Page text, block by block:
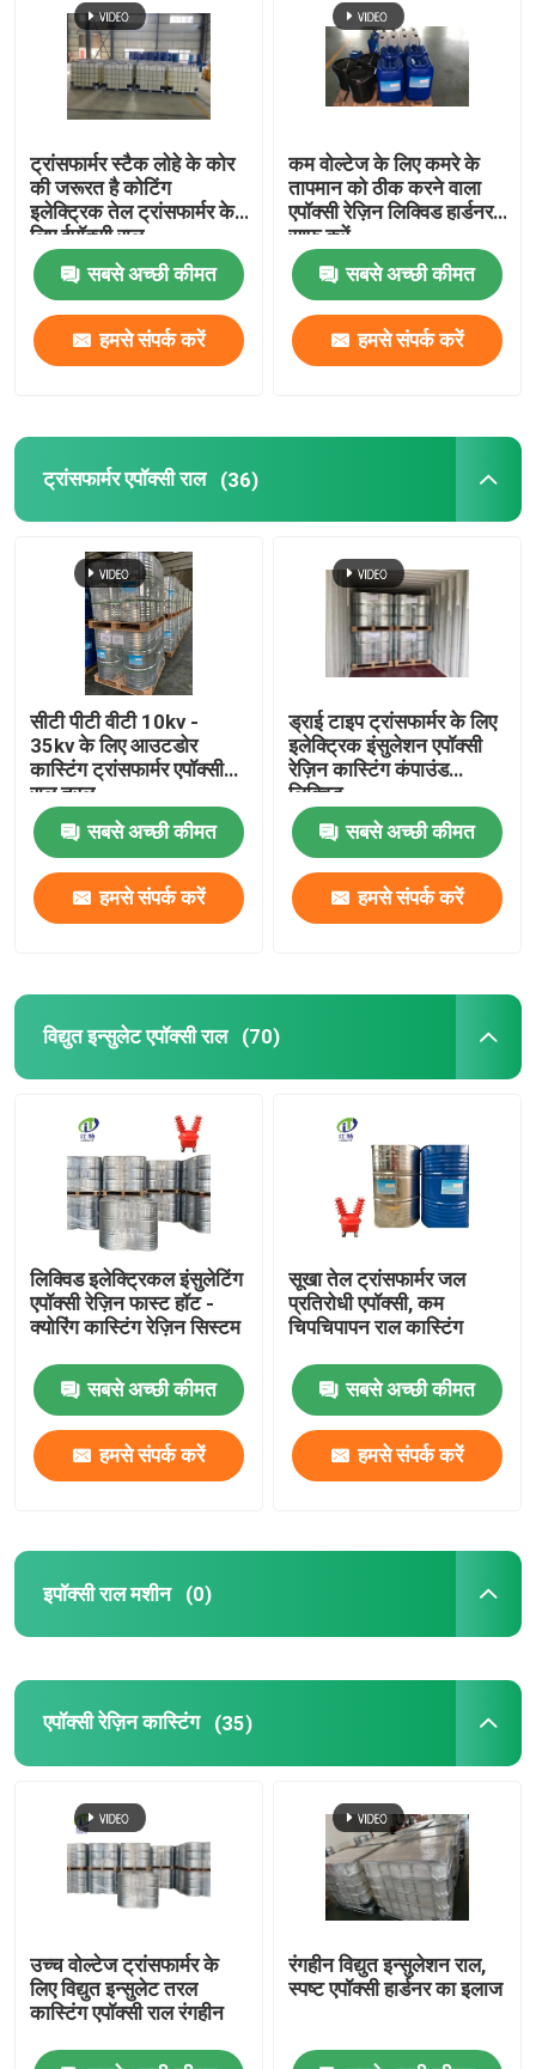
ट्रांसफार्मर का कच्चा माल
संसेचन एपॉक्सी
ट्रांसफार्मर वार्निश कोटिंग
मोल्ड सफाई एजेंट
ट्रांसफार्मर स्टैक लोहे के कोर
की जरूरत है कोटिंग
इलेक्ट्रिक तेल ट्रांसफार्मर के
लिए ईपॉक्सी राल
सबसे अच्छी कीमत
हमसे संपर्क करें
कम वोल्टेज के लिए कमरे के
तापमान को ठीक करने वाला
एपॉक्सी रेज़िन लिक्विड हार्डनर
साफ़ करें
सबसे अच्छी कीमत
हमसे संपर्क करें
ट्रांसफार्मर एपॉक्सी राल (36)
सीटी पीटी वीटी 10kv -
35kv के लिए आउटडोर
कास्टिंग ट्रांसफार्मर एपॉक्सी
राल तरल
सबसे अच्छी कीमत
हमसे संपर्क करें
ड्राई टाइप ट्रांसफार्मर के लिए
इलेक्ट्रिक इंसुलेशन एपॉक्सी
रेज़िन कास्टिंग कंपाउंड
लिक्विड
सबसे अच्छी कीमत
हमसे संपर्क करें
विद्युत इन्सुलेट एपॉक्सी राल (70)
लिक्विड इलेक्ट्रिकल इंसुलेटिंग
एपॉक्सी रेज़िन फास्ट हॉट -
क्योरिंग कास्टिंग रेज़िन सिस्टम
सबसे अच्छी कीमत
हमसे संपर्क करें
सूखा तेल ट्रांसफार्मर जल
प्रतिरोधी एपॉक्सी, कम
चिपचिपापन राल कास्टिंग
सबसे अच्छी कीमत
हमसे संपर्क करें
इपॉक्सी राल मशीन (0)
एपॉक्सी रेज़िन कास्टिंग (35)
उच्च वोल्टेज ट्रांसफार्मर के
लिए विद्युत इन्सुलेट तरल
कास्टिंग एपॉक्सी राल रंगहीन
रंगहीन विद्युत इन्सुलेशन राल,
स्पष्ट एपॉक्सी हार्डनर का इलाज